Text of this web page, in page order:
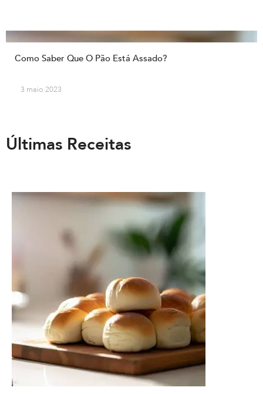
Como Saber Que O Pão Está Assado?
3 maio 2023
Últimas Receitas